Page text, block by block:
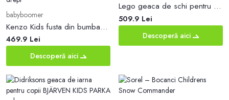
babyboomer
Kenzo Kids fusta din bumbac pentru copii culoarea roz, mini, drept
469.9 Lei
Descoperă aici
Lego geaca de schi pentru copii
509.9 Lei
Descoperă aici